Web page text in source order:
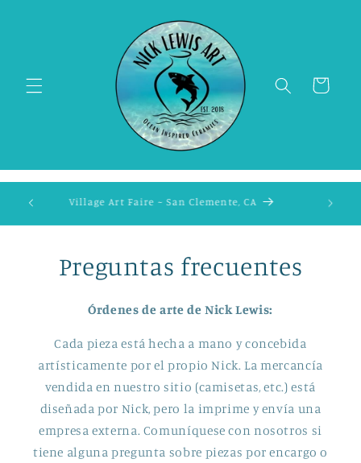
Carrito
Village Art Faire ~ San Clemente, CA
Preguntas frecuentes
Órdenes de arte de Nick Lewis:
Cada pieza está hecha a mano y concebida
artísticamente por el propio Nick. La mercancía
vendida en nuestro sitio (camisetas, etc.) está
diseñada por Nick, pero la imprime y envía una
empresa externa. Comuníquese con nosotros si
tiene alguna pregunta sobre piezas por encargo o